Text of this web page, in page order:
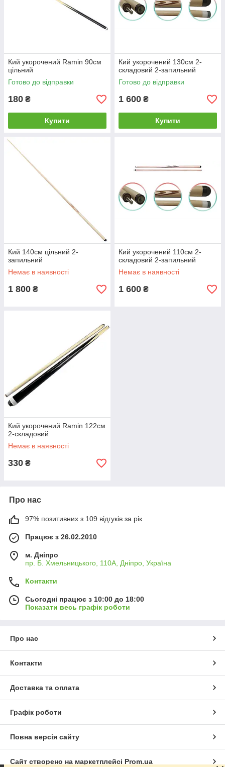
Кий укорочений Ramin 90см
цільний
Готово до відправки
180 ₴
Купити
Кий укорочений 130см 2-
складовий 2-запильний
Готово до відправки
1 600 ₴
Купити
Кий 140см цільний 2-
запильний
Немає в наявності
1 800 ₴
Кий укорочений 110см 2-
складовий 2-запильний
Немає в наявності
1 600 ₴
Кий укорочений Ramin 122см
2-складовий
Немає в наявності
330 ₴
Про нас
97% позитивних з 109 відгуків за рік
Працює з 26.02.2010
м. Дніпро
пр. Б. Хмельницького, 110А, Дніпро, Україна
Контакти
Сьогодні працює з 10:00 до 18:00
Показати весь графік роботи
Про нас
Контакти
Доставка та оплата
Графік роботи
Повна версія сайту
Сайт створено на маркетплейсі Prom.ua